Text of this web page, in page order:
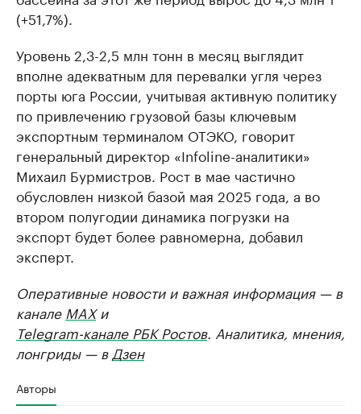
(+51,7%).
Уровень 2,3-2,5 млн тонн в месяц выглядит
вполне адекватным для перевалки угля через
порты юга России, учитывая активную политику
по привлечению грузовой базы ключевым
экспортным терминалом ОТЭКО, говорит
генеральный директор «Infoline-аналитики»
Михаил Бурмистров. Рост в мае частично
обусловлен низкой базой мая 2025 года, а во
втором полугодии динамика погрузки на
экспорт будет более равномерна, добавил
эксперт.
Оперативные новости и важная информация — в
канале MAXи
Telegram-канале РБК Ростов. Аналитика, мнения,
лонгриды — в Дзен
Авторы